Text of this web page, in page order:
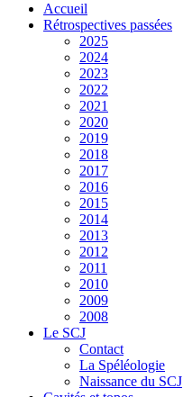
Accueil
Rétrospectives passées
2025
2024
2023
2022
2021
2020
2019
2018
2017
2016
2015
2014
2013
2012
2011
2010
2009
2008
Le SCJ
Contact
La Spéléologie
Naissance du SCJ